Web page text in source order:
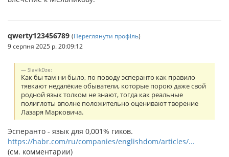
qwerty123456789 (Переглянути профіль)
9 серпня 2025 р. 20:09:12
SlavikDze:
Как бы там ни было, по поводу эсперанто как правило
тявкают недалёкие обыватели, которые порою даже свой
родной язык толком не знают, тогда как реальные
полиглоты вполне положительно оценивают творение
Лазаря Марковича.
Эсперанто - язык для 0,001% гиков.
https://habr.com/ru/companies/englishdom/articles/...
(см. комментарии)